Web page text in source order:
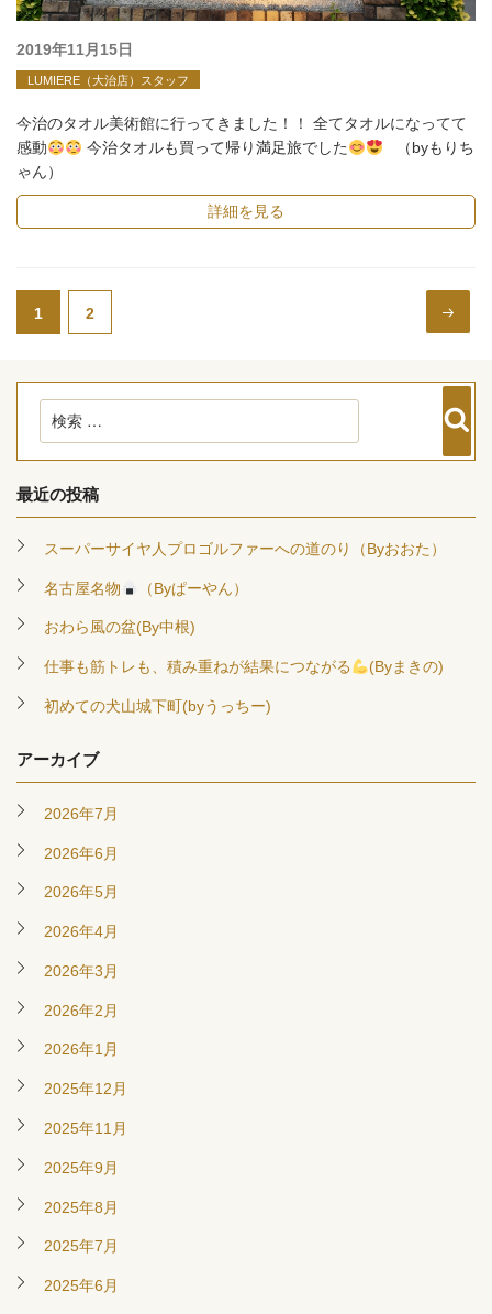
投
稿
2019年11月15日
LUMIERE（大治店）スタッフ
今治のタオル美術館に行ってきました！！ 全てタオルになってて
感動
今治タオルも買って帰り満足旅でした
（byもりち
ゃん）
詳細を見る
1 ペー
2 次の
最近の投稿
スーパーサイヤ人プロゴルファーへの道のり（Byおおた）
名古屋名物 （Byぱーやん）
おわら風の盆(By中根)
仕事も筋トレも、積み重ねが結果につながる (Byまきの)
初めての犬山城下町(byうっちー)
アーカイブ
2026年7月
2026年6月
2026年5月
2026年4月
2026年3月
2026年2月
2026年1月
2025年12月
2025年11月
2025年9月
2025年8月
2025年7月
2025年6月